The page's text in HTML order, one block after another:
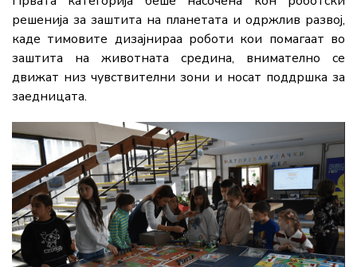
решенија за заштита на планетата и одржлив развој,
каде тимовите дизајнираа роботи кои помагаат во
заштита на животната средина, внимателно се
движат низ чувствителни зони и носат поддршка за
заедницата.